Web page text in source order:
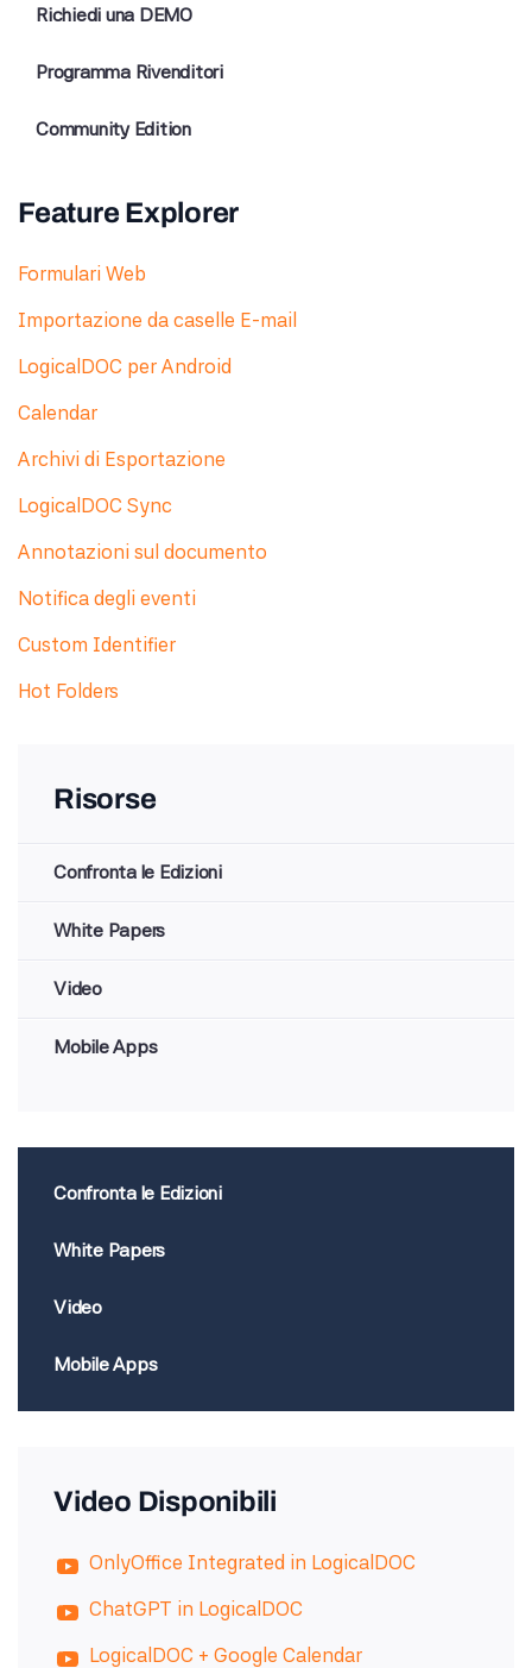
Richiedi una DEMO
Programma Rivenditori
Community Edition
Feature Explorer
Formulari Web
Importazione da caselle E-mail
LogicalDOC per Android
Calendar
Archivi di Esportazione
LogicalDOC Sync
Annotazioni sul documento
Notifica degli eventi
Custom Identifier
Hot Folders
Risorse
Confronta le Edizioni
White Papers
Video
Mobile Apps
Confronta le Edizioni
White Papers
Video
Mobile Apps
Video Disponibili
OnlyOffice Integrated in LogicalDOC
ChatGPT in LogicalDOC
LogicalDOC + Google Calendar